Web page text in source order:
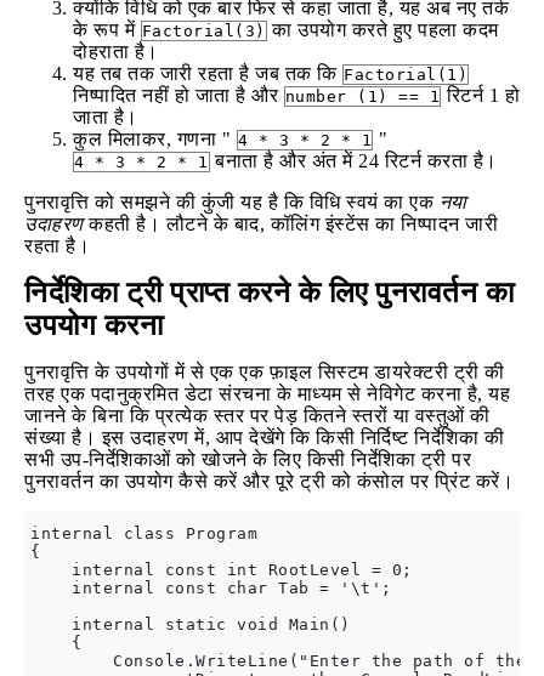
क्योंकि विधि को एक बार फिर से कहा जाता है, यह अब नए तर्क
के रूप में Factorial(3) का उपयोग करते हुए पहला कदम
दोहराता है।
यह तब तक जारी रहता है जब तक कि Factorial(1)
निष्पादित नहीं हो जाता है और number (1) == 1 रिटर्न 1 हो
जाता है।
कुल मिलाकर, गणना " 4 * 3 * 2 * 1 "
4 * 3 * 2 * 1 बनाता है और अंत में 24 रिटर्न करता है।
पुनरावृत्ति को समझने की कुंजी यह है कि विधि स्वयं का एक नया
उदाहरणकहती है। लौटने के बाद, कॉलिंग इंस्टेंस का निष्पादन जारी
रहता है।
निर्देशिका ट्री प्राप्त करने के लिए पुनरावर्तन का
उपयोग करना
पुनरावृत्ति के उपयोगों में से एक एक फ़ाइल सिस्टम डायरेक्टरी ट्री की
तरह एक पदानुक्रमित डेटा संरचना के माध्यम से नेविगेट करना है, यह
जानने के बिना कि प्रत्येक स्तर पर पेड़ कितने स्तरों या वस्तुओं की
संख्या है। इस उदाहरण में, आप देखेंगे कि किसी निर्दिष्ट निर्देशिका की
सभी उप-निर्देशिकाओं को खोजने के लिए किसी निर्देशिका ट्री पर
पुनरावर्तन का उपयोग कैसे करें और पूरे ट्री को कंसोल पर प्रिंट करें।
internal class Program
{
    internal const int RootLevel = 0;
    internal const char Tab = '\t';
    internal static void Main()
    {
Console.WriteLine("Enter the path of the